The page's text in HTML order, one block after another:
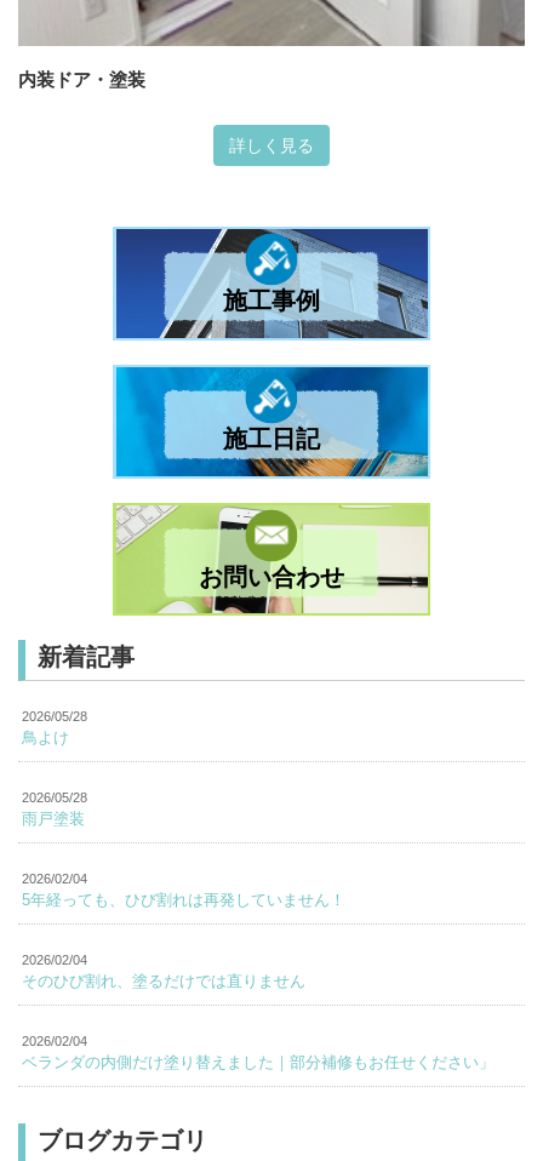
内装ドア・塗装
詳しく見る
施工事例
施工日記
お問い合わせ
新着記事
2026/05/28
鳥よけ
2026/05/28
雨戸塗装
2026/02/04
5年経っても、ひび割れは再発していません！
2026/02/04
そのひび割れ、塗るだけでは直りません
2026/02/04
ベランダの内側だけ塗り替えました｜部分補修もお任せください」
ブログカテゴリ